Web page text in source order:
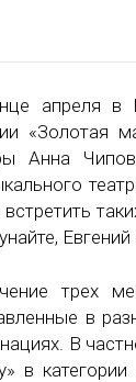
апреля в
«Золотая
Анна
трех
в
В
в